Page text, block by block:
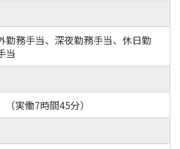
勤務手当、深夜勤務手当、休日勤
当
実働7時間45分）